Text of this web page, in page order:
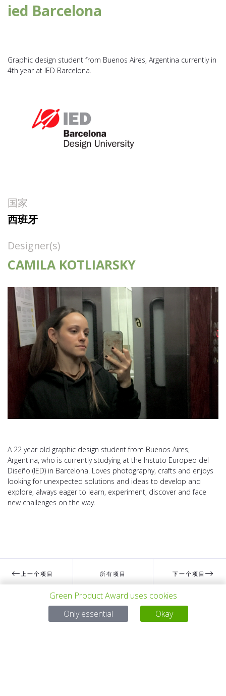
ied Barcelona
Graphic design student from Buenos Aires, Argentina currently in
4th year at IED Barcelona.
国家
西班牙
Designer(s)
CAMILA KOTLIARSKY
A 22 year old graphic design student from Buenos Aires,
Argentina, who is currently studying at the Instuto Europeo del
Diseño (IED) in Barcelona. Loves photography, crafts and enjoys
looking for unexpected solutions and ideas to develop and
explore, always eager to learn, experiment, discover and face
new challenges on the way.
上一个项目 所有项目 下一个项目
有问题吗？
Green Product Award uses cookies
Only essential
Okay